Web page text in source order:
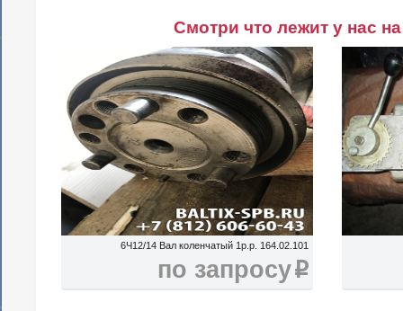
Смотри что лежит у нас
6Ч12/14 Вал коленчатый 1р.р. 164.02.101
по запросу i